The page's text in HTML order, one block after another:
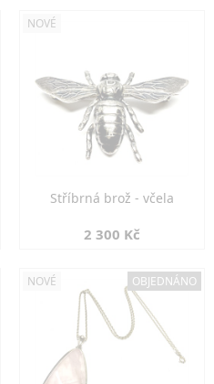
NOVÉ
Stříbrná brož - včela
2 300 Kč
NOVÉ OBJEDNÁNO